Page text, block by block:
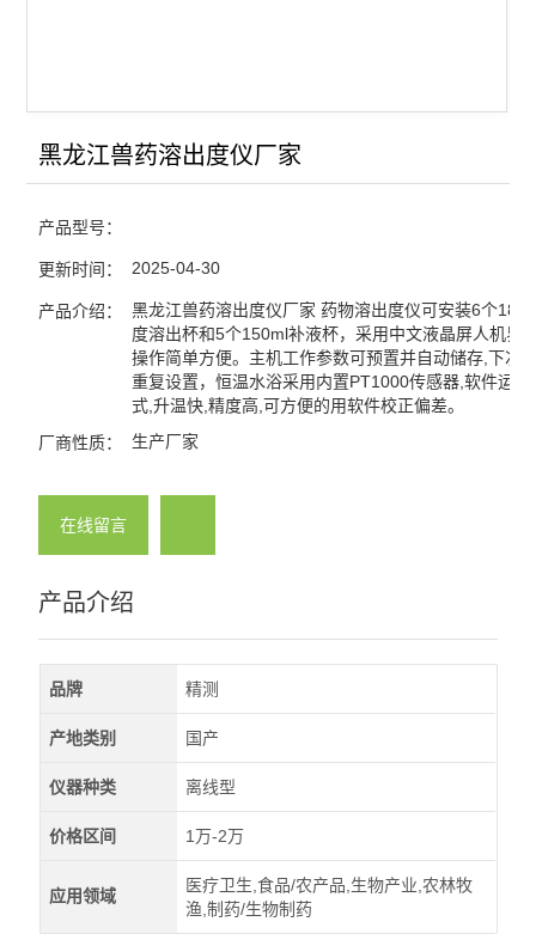
黑龙江兽药溶出度仪厂家
产品型号：
更新时间： 2025-04-30
产品介绍：
黑龙江兽药溶出度仪厂家 药物溶出度仪可安装6个
度溶出杯和5个150ml补液杯，采用中文液晶屏人机界
操作简单方便。主机工作参数可预置并自动储存,下次
重复设置，恒温水浴采用内置PT1000传感器,软件运用
式,升温快,精度高,可方便的用软件校正偏差。
厂商性质： 生产厂家
在线留言
产品介绍
品牌 精测
产地类别 国产
仪器种类 离线型
价格区间 1万-2万
应用领域
医疗卫生,食品/农产品,生物产业,农林牧
渔,制药/生物制药